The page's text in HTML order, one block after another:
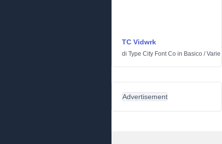
TC Vidwrk
di Type City Font Co in Basico /Varie
Advertisement